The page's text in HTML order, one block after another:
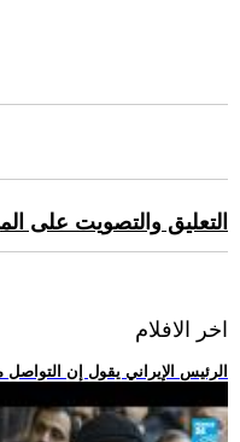
التعليق والتصويت على
اخر الافلام
.. الرئيس الإيراني يقول إن